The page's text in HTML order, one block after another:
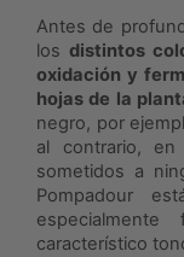
Antes de
los distintos
oxidación y
hojas de la
negro, por
al contrario,
sometidos a
Pompadour
característico